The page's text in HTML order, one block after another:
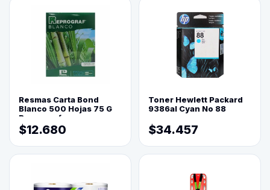
Resmas Carta Bond
Blanco 500 Hojas 75 G
Reprograf.
$12.680
Toner Hewlett Packard
9386al Cyan No 88
$34.457